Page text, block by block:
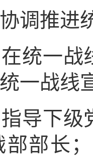
推进
一战
一战线
下级
部部长